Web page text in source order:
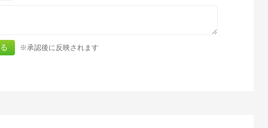
※承認後に反映されます